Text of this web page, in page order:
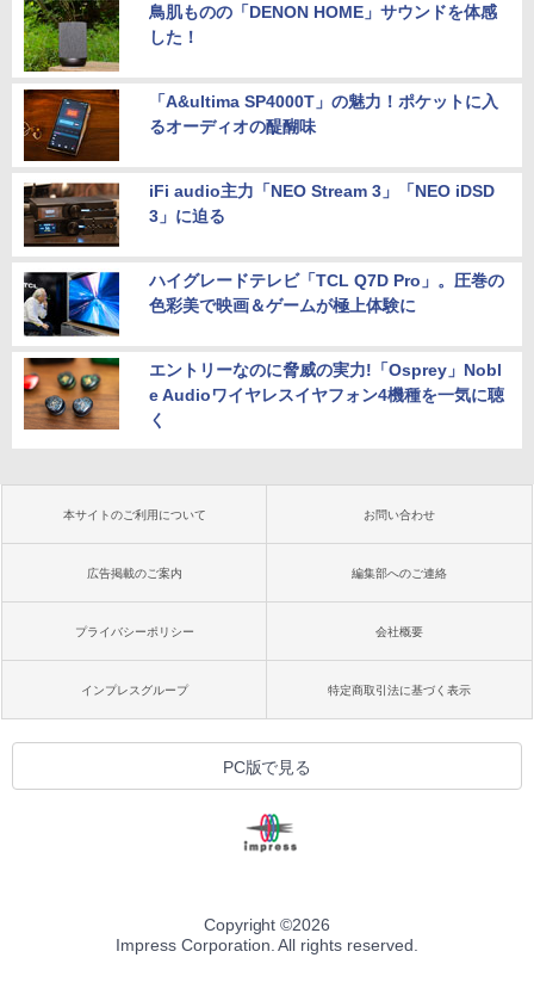
鳥肌ものの「DENON HOME」サウンドを体感
した！
「A&ultima SP4000T」の魅力！ポケットに入
るオーディオの醍醐味
iFi audio主力「NEO Stream 3」「NEO iDSD
3」に迫る
ハイグレードテレビ「TCL Q7D Pro」。圧巻の
色彩美で映画＆ゲームが極上体験に
エントリーなのに脅威の実力!「Osprey」Nobl
e Audioワイヤレスイヤフォン4機種を一気に聴
く
本サイトのご利用について お問い合わせ
広告掲載のご案内 編集部へのご連絡
プライバシーポリシー 会社概要
インプレスグループ 特定商取引法に基づく表示
PC版で見る
Copyright ©2026
Impress Corporation. All rights reserved.